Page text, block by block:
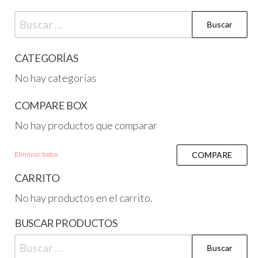
CATEGORÍAS
No hay categorías
COMPARE BOX
No hay productos que comparar
Eliminar todos COMPARE
CARRITO
No hay productos en el carrito.
BUSCAR PRODUCTOS